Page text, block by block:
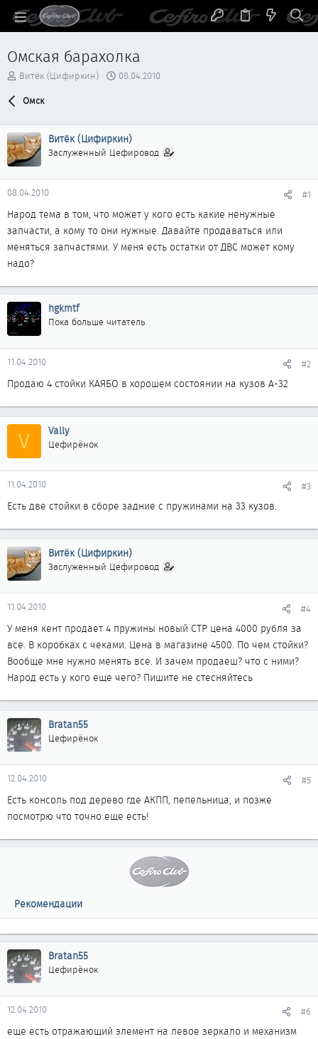
Омская барахолка
А
т
е
м
ы
Витёк (Цифиркин)
Д
а
ч
л
08.04.2010
Омск
Витёк (Цифиркин)
Заслуженный Цефировод
08.04.2010 #1
Народ тема в том, что может у кого есть какие ненужные
запчасти, а кому то они нужные. Давайте продаваться или
меняться запчастями. У меня есть остатки от ДВС может кому
надо?
hgkmtf
Пока больше читатель
11.04.2010 #2
Продаю 4 стойки КАЯБО в хорошем состоянии на кузов А-32
V Vally
Цефирёнок
11.04.2010 #3
Есть две стойки в сборе задние с пружинами на 33 кузов.
Витёк (Цифиркин)
Заслуженный Цефировод
11.04.2010 #4
У меня кент продает 4 пружины новый СТР цена 4000 рубля за
все. В коробках с чеками. Цена в магазине 4500. По чем стойки?
Вообще мне нужно менять все. И зачем продаеш? что с ними?
Народ есть у кого еще чего? Пишите не стесняйтесь
Bratan55
Цефирёнок
12.04.2010 #5
Есть консоль под дерево где АКПП, пепельница, и позже
посмотрю что точно еще есть!
Рекомендации
Bratan55
Цефирёнок
12.04.2010 #6
еще есть отражающий элемент на левое зеркало и механизм